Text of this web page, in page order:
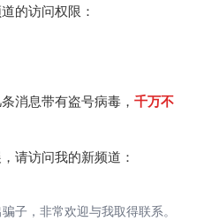
的访问权限：
消息带有盗号病毒， 千万不
请访问我的新频道：
子，非常欢迎与我取得联系。